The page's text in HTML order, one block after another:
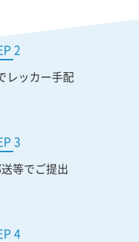
2
レッカー手配
3
等でご提出
4